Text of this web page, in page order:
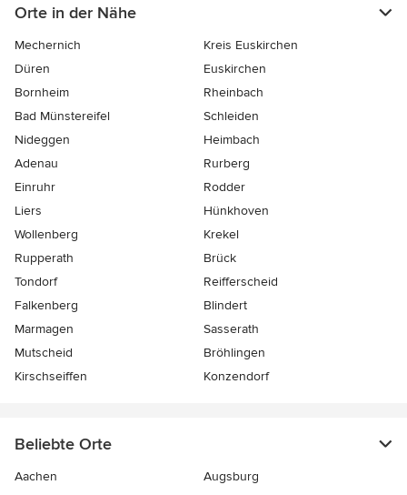
Orte in der Nähe
Mechernich
Kreis Euskirchen
Düren
Euskirchen
Bornheim
Rheinbach
Bad Münstereifel
Schleiden
Nideggen
Heimbach
Adenau
Rurberg
Einruhr
Rodder
Liers
Hünkhoven
Wollenberg
Krekel
Rupperath
Brück
Tondorf
Reifferscheid
Falkenberg
Blindert
Marmagen
Sasserath
Mutscheid
Bröhlingen
Kirschseiffen
Konzendorf
Beliebte Orte
Aachen
Augsburg